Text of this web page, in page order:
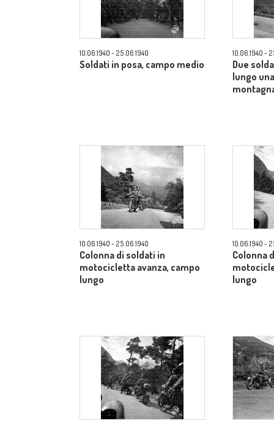
10.06.1940 - 25.06.1940
Soldati in posa, campo medio
10.06.1940 -
Due
lungo
10.06.1940 - 25.06.1940
Colonna di soldati in
motocicletta avanza, campo
lungo
10.06.1940 -
Colonna
lungo